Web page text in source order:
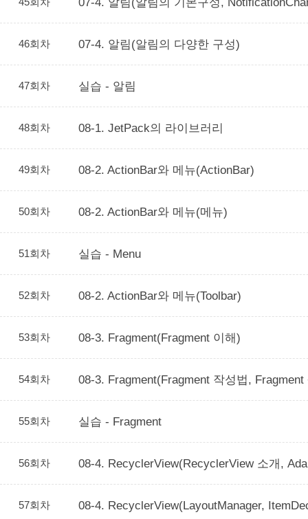
46회차 07-4. 알림(알림의 다양한 구성)
47회차 실습 - 알림
48회차 08-1. JetPack의 라이브러리
49회차 08-2. ActionBar와 메뉴(ActionBar)
50회차 08-2. ActionBar와 메뉴(메뉴)
51회차 실습 - Menu
52회차 08-2. ActionBar와 메뉴(Toolbar)
53회차 08-3. Fragment(Fragment 이해)
54회차 08-3. Fragment(Fragment 작성법,
55회차 실습 - Fragment
56회차 08-4. RecyclerView(RecyclerView 소개,
57회차 08-4. RecyclerView(LayoutManager,